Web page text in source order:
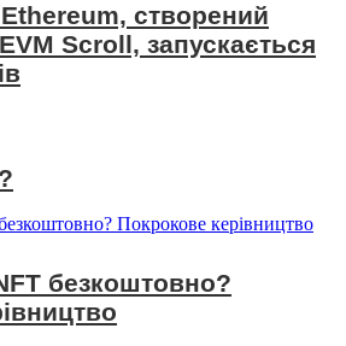
Ethereum, створений
Scroll, запускається
безкоштовно?